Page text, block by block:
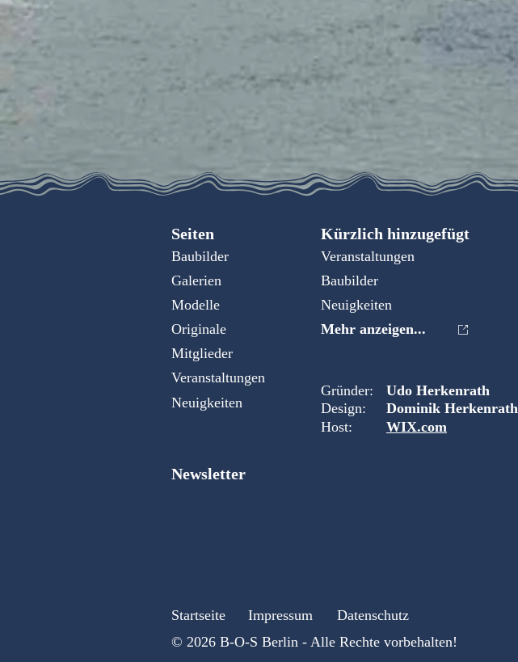
Seiten Kürzlich hinzugefügt
Baubilder
Veranstaltungen
Galerien
Baubilder
Modelle
Neuigkeiten
Originale
Mehr anzeigen...
Mitglieder
Veranstaltungen
Neuigkeiten
Gründer:
Udo Herkenrath
Design:
Dominik Herkenrath
Host:
WIX.com
Newsletter
Startseite
Impressum
Datenschutz
© 2026 B-O-S Berlin - Alle Rechte vorbehalten!